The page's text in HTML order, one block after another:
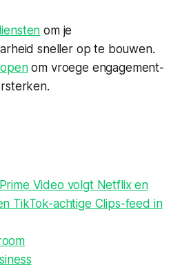
om je
sneller op te bouwen.
om vroege engagement-
Video volgt Netflix en
TikTok-achtige Clips-feed in